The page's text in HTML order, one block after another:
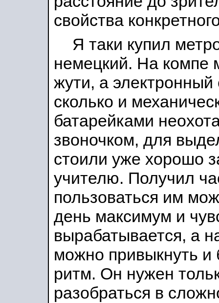
свойства
Я таки купил
немецкий. На компе
жути, а электронный
сколько и
батарейками
звоночком, для
стоили уже хорошо
учителю. Получил
пользоваться им
день максимум и
вырабатывается, а
можно привыкнуть
ритм. Он нужен
разобраться в